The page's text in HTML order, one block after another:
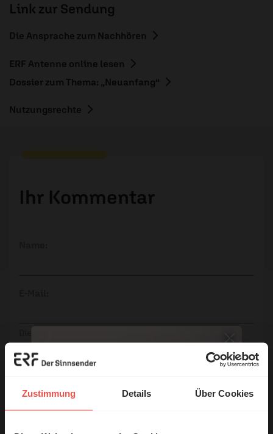
Zustimmung Details Über Cookies
Link zur Sendung
Die Ansprache zum Nachhören
ERF Antenne online lesen
Dossier zum Thema: „Neuanfang“
Nutzungsrechte
Ihr Kommentar
Kommentar: